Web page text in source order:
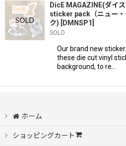
DicE MAGAZINE(ダイ
sticker pack（ニュー・
ク) [DMNSP1]
SOLD
Our brand new
these die cut vinyl
background, to re…
ホーム
ショッピングカート